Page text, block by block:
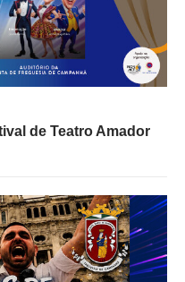
de Teatro Amador